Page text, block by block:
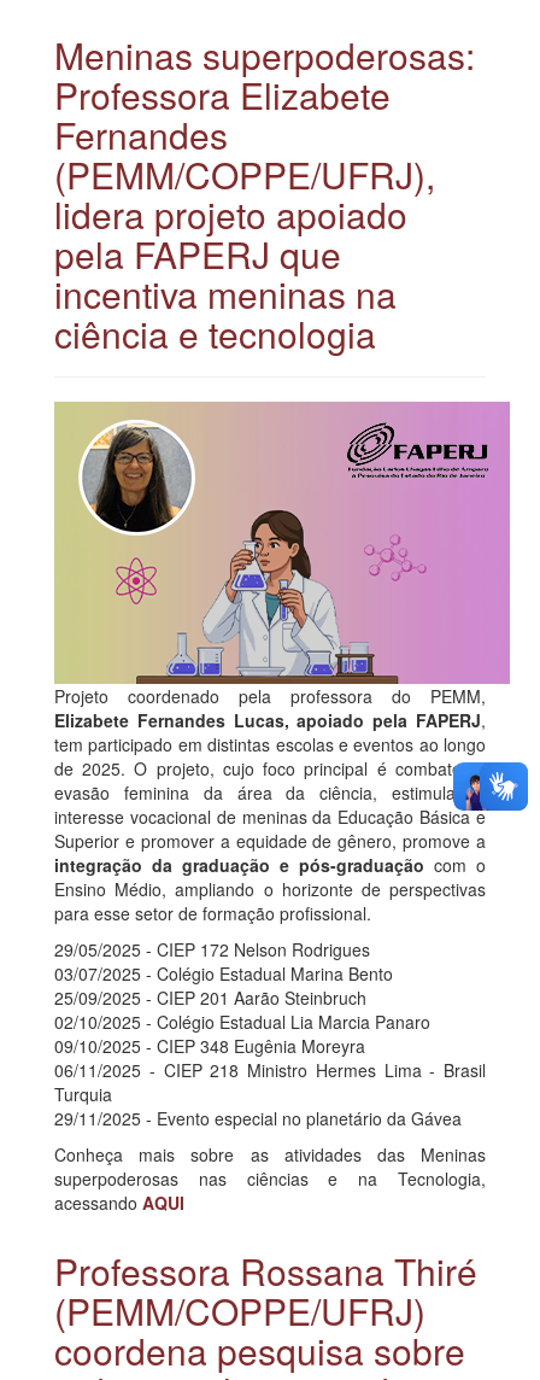
Meninas superpoderosas:
Professora Elizabete
Fernandes
(PEMM/COPPE/UFRJ),
lidera projeto apoiado
pela FAPERJ que
incentiva meninas na
ciência e tecnologia
Projeto coordenado pela professora do PEMM,
Elizabete Fernandes Lucas, apoiado pela FAPERJ,
tem participado em distintas escolas e eventos ao longo
de 2025. O projeto, cujo foco principal é combater a
evasão feminina da área da ciência, estimular o
interesse vocacional de meninas da Educação Básica e
Superior e promover a equidade de gênero, promove a
integração da graduação e pós-graduação com o
Ensino Médio, ampliando o horizonte de perspectivas
para esse setor de formação profissional.
29/05/2025 - CIEP 172 Nelson Rodrigues
03/07/2025 - Colégio Estadual Marina Bento
25/09/2025 - CIEP 201 Aarão Steinbruch
02/10/2025 - Colégio Estadual Lia Marcia Panaro
09/10/2025 - CIEP 348 Eugênia Moreyra
06/11/2025 - CIEP 218 Ministro Hermes Lima - Brasil
Turquia
29/11/2025 - Evento especial no planetário da Gávea
Conheça mais sobre as atividades das Meninas
superpoderosas nas ciências e na Tecnologia,
acessando AQUI
Professora Rossana Thiré
(PEMM/COPPE/UFRJ)
coordena pesquisa sobre